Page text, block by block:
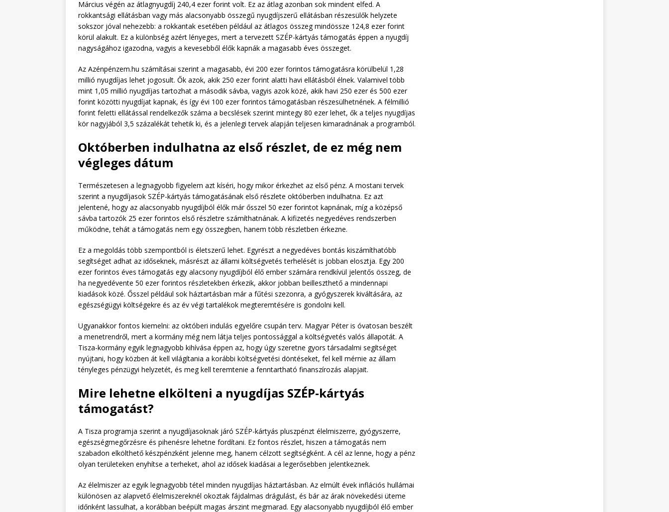
Március végén az átlagnyugdíj 240,4 ezer forint volt. Ez az átlag azonban sok mindent elfed. A
rokkantsági ellátásban vagy más alacsonyabb összegű nyugdíjszerű ellátásban részesülők helyzete
sokszor jóval nehezebb: a rokkantak esetében például az átlagos összeg mindössze 124,8 ezer forint
körül alakult. Ez a különbség azért lényeges, mert a tervezett SZÉP-kártyás támogatás éppen a nyugdíj
nagyságához igazodna, vagyis a kevesebből élők kapnák a magasabb éves összeget.
Az Azénpénzem.hu számításai szerint a magasabb, évi 200 ezer forintos támogatásra körülbelül 1,28
millió nyugdíjas lehet jogosult. Ők azok, akik 250 ezer forint alatti havi ellátásból élnek. Valamivel több
mint 1,05 millió nyugdíjas tartozhat a második sávba, vagyis azok közé, akik havi 250 ezer és 500 ezer
forint közötti nyugdíjat kapnak, és így évi 100 ezer forintos támogatásban részesülhetnének. A félmillió
forint feletti ellátással rendelkezők száma a becslések szerint mintegy 80 ezer lehet, ők a teljes nyugdíjas
kör nagyjából 3,5 százalékát tehetik ki, és a jelenlegi tervek alapján teljesen kimaradnának a programból.
Októberben indulhatna az első részlet, de ez még nem
végleges dátum
Természetesen a legnagyobb figyelem azt kíséri, hogy mikor érkezhet az első pénz. A mostani tervek
szerint a nyugdíjasok SZÉP-kártyás támogatásának első részlete októberben indulhatna. Ez azt
jelentené, hogy az alacsonyabb nyugdíjból élők már ősszel 50 ezer forintot kapnának, míg a középső
sávba tartozók 25 ezer forintos első részletre számíthatnának. A kifizetés negyedéves rendszerben
működne, tehát a támogatás nem egy összegben, hanem több részletben érkezne.
Ez a megoldás több szempontból is életszerű lehet. Egyrészt a negyedéves bontás kiszámíthatóbb
segítséget adhat az időseknek, másrészt az állami költségvetés terhelését is jobban elosztja. Egy 200
ezer forintos éves támogatás egy alacsony nyugdíjból élő ember számára rendkívül jelentős összeg, de
ha negyedévente 50 ezer forintos részletekben érkezik, akkor jobban beilleszthető a mindennapi
kiadások közé. Ősszel például sok háztartásban már a fűtési szezonra, a gyógyszerek kiváltására, az
egészségügyi költségekre és az év végi tartalékok megteremtésére is gondolni kell.
Ugyanakkor fontos kiemelni: az októberi indulás egyelőre csupán terv. Magyar Péter is óvatosan beszélt
a menetrendről, mert a kormány még nem látja teljes pontossággal a költségvetés valós állapotát. A
Tisza-kormány egyik legnagyobb kihívása éppen az, hogy úgy szeretne gyors társadalmi segítséget
nyújtani, hogy közben át kell világítania a korábbi költségvetési döntéseket, fel kell mérnie az állam
tényleges pénzügyi helyzetét, és meg kell teremtenie a fenntartható finanszírozás alapjait.
Mire lehetne elkölteni a nyugdíjas SZÉP-kártyás
támogatást?
A Tisza programja szerint a nyugdíjasoknak járó SZÉP-kártyás pluszpénzt élelmiszerre, gyógyszerre,
egészségmegőrzésre és pihenésre lehetne fordítani. Ez fontos részlet, hiszen a támogatás nem
szabadon elkölthető készpénzként jelenne meg, hanem célzott segítségként. A cél az lenne, hogy a pénz
olyan területeken enyhítse a terheket, ahol az idősek kiadásai a legerősebben jelentkeznek.
Az élelmiszer az egyik legnagyobb tétel minden nyugdíjas háztartásban. Az elmúlt évek inflációs hullámai
különösen az alapvető élelmiszereknél okoztak fájdalmas drágulást, és bár az árak növekedési üteme
időnként lassulhat, a korábban beépült magas árszint megmarad. Egy alacsonyabb nyugdíjból élő ember